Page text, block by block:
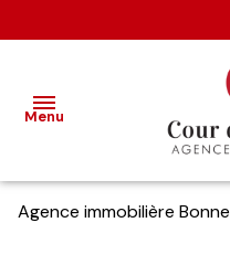
Menu
Agence immobilière Bonne